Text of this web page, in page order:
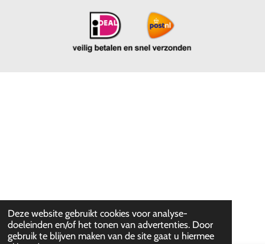
Deze website gebruikt cookies voor analyse-
doeleinden en/of het tonen van advertenties. Door
gebruik te blijven maken van de site gaat u hiermee